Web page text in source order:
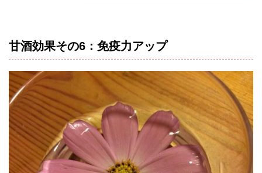
甘酒効果その6：免疫力アップ